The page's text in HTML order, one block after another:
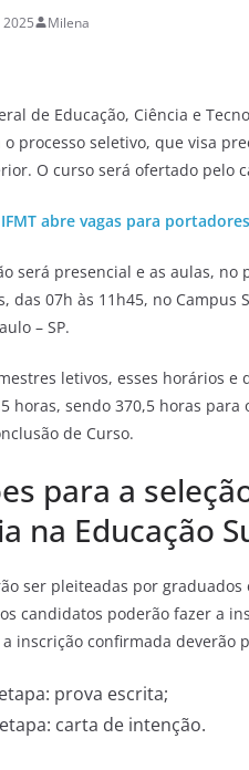
Milena
de Educação, Ciência e
processo seletivo, que visa
O curso será ofertado pelo
IFMT abre vagas para
será presencial e as aulas,
das 07h às 11h45, no Campus
– SP.
letivos, esses horários
horas, sendo 370,5 horas
de Curso.
para a
na Educação
ser pleiteadas por
candidatos poderão fazer a
inscrição confirmada deverão
prova escrita;
carta de intenção.